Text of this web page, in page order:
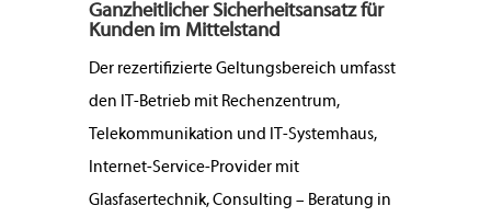
Ganzheitlicher Sicherheitsansatz für
Kunden im Mittelstand
Der rezertifizierte Geltungsbereich umfasst
den IT-Betrieb mit Rechenzentrum,
Telekommunikation und IT-Systemhaus,
Internet-Service-Provider mit
Glasfasertechnik, Consulting – Beratung in